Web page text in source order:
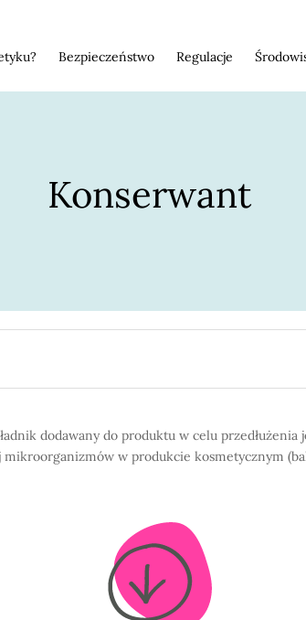
Bezpieczeństwo Regulacje
Konserwant
dodawany do produktu w celu przedłużenia
mikroorganizmów w produkcie kosmetycznym